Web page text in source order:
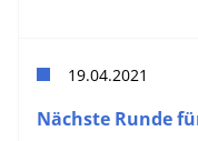
19.04.2021
Nächste Runde